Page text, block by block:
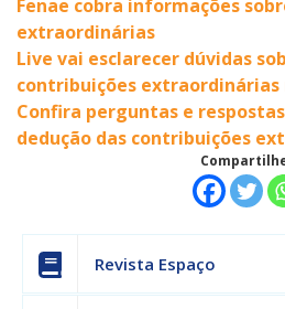
Fenae cobra informações
extraordinárias
Live vai esclarecer dúvidas
contribuições extraordinárias
Confira perguntas e
dedução das contribuições
Revista Espaço